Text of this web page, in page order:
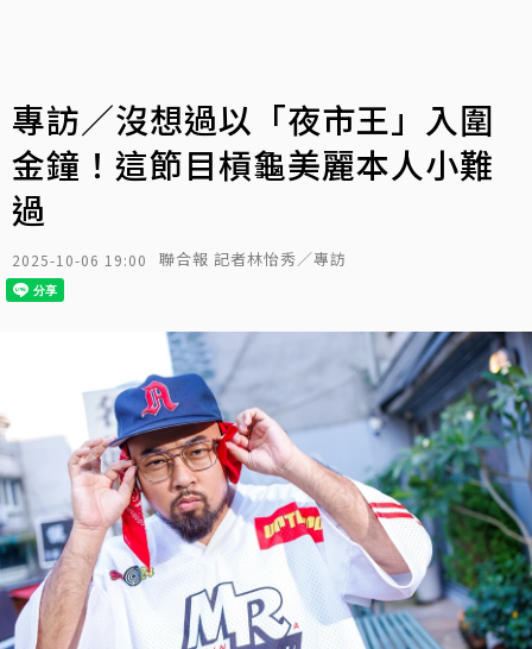
專訪／沒想過以「夜市王」入圍
金鐘！這節目槓龜美麗本人小難
過
2025-10-06 19:00 聯合報 記者林怡秀／專訪